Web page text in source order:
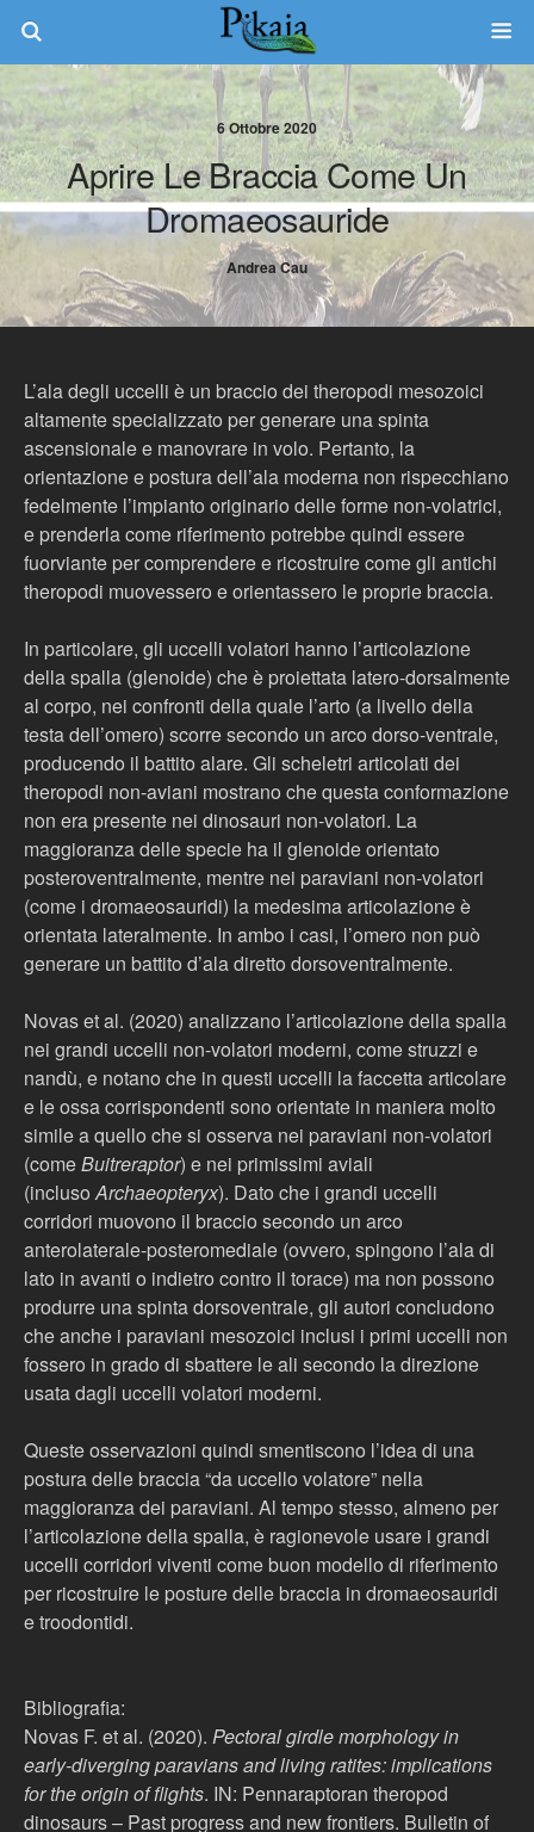
6 Ottobre 2020
Aprire Le Braccia Come Un
Dromaeosauride
Andrea Cau
L’ala degli uccelli è un braccio dei theropodi mesozoici
altamente specializzato per generare una spinta
ascensionale e manovrare in volo. Pertanto, la
orientazione e postura dell’ala moderna non rispecchiano
fedelmente l’impianto originario delle forme non-volatrici,
e prenderla come riferimento potrebbe quindi essere
fuorviante per comprendere e ricostruire come gli antichi
theropodi muovessero e orientassero le proprie braccia.
In particolare, gli uccelli volatori hanno l’articolazione
della spalla (glenoide) che è proiettata latero-dorsalmente
al corpo, nei confronti della quale l’arto (a livello della
testa dell’omero) scorre secondo un arco dorso-ventrale,
producendo il battito alare. Gli scheletri articolati dei
theropodi non-aviani mostrano che questa conformazione
non era presente nei dinosauri non-volatori. La
maggioranza delle specie ha il glenoide orientato
posteroventralmente, mentre nei paraviani non-volatori
(come i dromaeosauridi) la medesima articolazione è
orientata lateralmente. In ambo i casi, l’omero non può
generare un battito d’ala diretto dorsoventralmente.
Novas et al. (2020) analizzano l’articolazione della spalla
nei grandi uccelli non-volatori moderni, come struzzi e
nandù, e notano che in questi uccelli la faccetta articolare
e le ossa corrispondenti sono orientate in maniera molto
simile a quello che si osserva nei paraviani non-volatori
(comeBuitreraptor) e nei primissimi aviali
(incluso Archaeopteryx). Dato che i grandi uccelli
corridori muovono il braccio secondo un arco
anterolaterale-posteromediale (ovvero, spingono l’ala di
lato in avanti o indietro contro il torace) ma non possono
produrre una spinta dorsoventrale, gli autori concludono
che anche i paraviani mesozoici inclusi i primi uccelli non
fossero in grado di sbattere le ali secondo la direzione
usata dagli uccelli volatori moderni.
Queste osservazioni quindi smentiscono l’idea di una
postura delle braccia “da uccello volatore” nella
maggioranza dei paraviani. Al tempo stesso, almeno per
l’articolazione della spalla, è ragionevole usare i grandi
uccelli corridori viventi come buon modello di riferimento
per ricostruire le posture delle braccia in dromaeosauridi
e troodontidi.
Bibliografia:
Novas F. et al. (2020). Pectoral girdle morphology in
early-diverging paravians and living ratites: implications
for the origin of flights. IN: Pennaraptoran theropod
dinosaurs – Past progress and new frontiers. Bulletin of